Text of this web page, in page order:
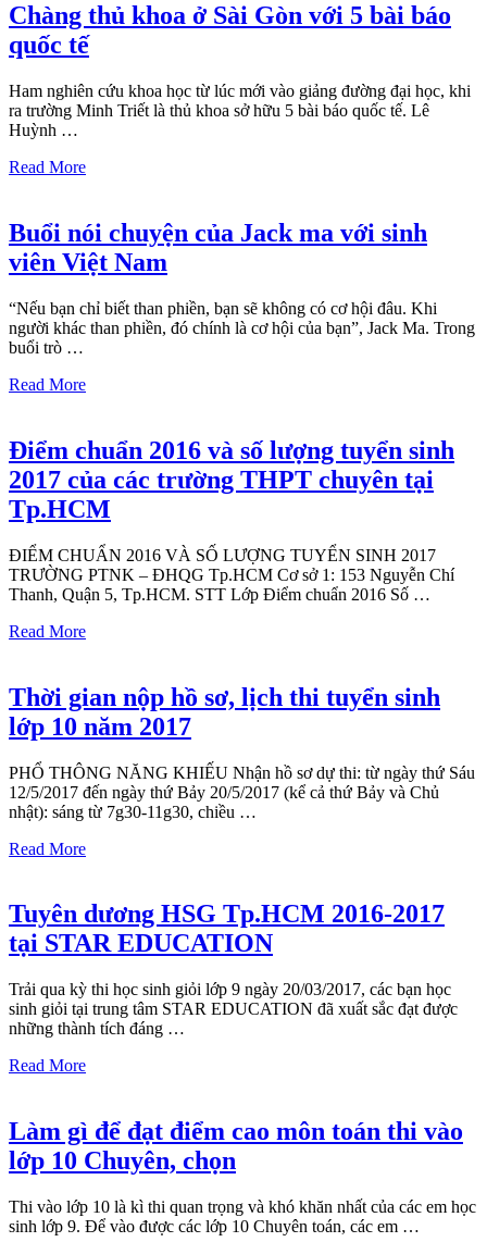
Chàng thủ khoa ở Sài Gòn với 5 bài báo
quốc tế
Ham nghiên cứu khoa học từ lúc mới vào giảng đường đại học, khi
ra trường Minh Triết là thủ khoa sở hữu 5 bài báo quốc tế. Lê
Huỳnh …
Read More
Buổi nói chuyện của Jack ma với sinh
viên Việt Nam
“Nếu bạn chỉ biết than phiền, bạn sẽ không có cơ hội đâu. Khi
người khác than phiền, đó chính là cơ hội của bạn”, Jack Ma. Trong
buổi trò …
Read More
Điểm chuẩn 2016 và số lượng tuyển sinh
2017 của các trường THPT chuyên tại
Tp.HCM
ĐIỂM CHUẨN 2016 VÀ SỐ LƯỢNG TUYỂN SINH 2017
TRƯỜNG PTNK – ĐHQG Tp.HCM Cơ sở 1: 153 Nguyễn Chí
Thanh, Quận 5, Tp.HCM. STT Lớp Điểm chuẩn 2016 Số …
Read More
Thời gian nộp hồ sơ, lịch thi tuyển sinh
lớp 10 năm 2017
PHỔ THÔNG NĂNG KHIẾU Nhận hồ sơ dự thi: từ ngày thứ Sáu
12/5/2017 đến ngày thứ Bảy 20/5/2017 (kể cả thứ Bảy và Chủ
nhật): sáng từ 7g30-11g30, chiều …
Read More
Tuyên dương HSG Tp.HCM 2016-2017
tại STAR EDUCATION
Trải qua kỳ thi học sinh giỏi lớp 9 ngày 20/03/2017, các bạn học
sinh giỏi tại trung tâm STAR EDUCATION đã xuất sắc đạt được
những thành tích đáng …
Read More
Làm gì để đạt điểm cao môn toán thi vào
lớp 10 Chuyên, chọn
Thi vào lớp 10 là kì thi quan trọng và khó khăn nhất của các em học
sinh lớp 9. Để vào được các lớp 10 Chuyên toán, các em …